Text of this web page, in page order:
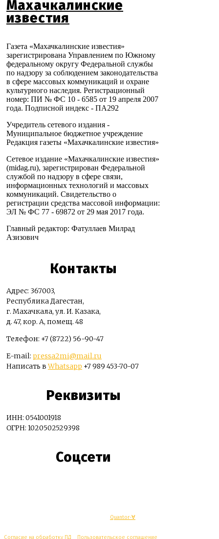
Махачкалинские
известия
Газета «Махачкалинские известия»
зарегистрирована Управлением по Южному
федеральному округу Федеральной службы
по надзору за соблюдением законодательства
в сфере массовых коммуникаций и охране
культурного наследия. Регистрационный
номер: ПИ № ФС 10 - 6585 от 19 апреля 2007
года. Подписной индекс - ПА292
Учредитель сетевого издания -
Муниципальное бюджетное учреждение
Редакция газеты «Махачкалинские известия»
Сетевое издание «Махачкалинские известия»
(midag.ru), зарегистрирован Федеральной
службой по надзору в сфере связи,
информационных технологий и массовых
коммуникаций. Свидетельство о
регистрации средства массовой информации:
ЭЛ № ФС 77 - 69872 от 29 мая 2017 года.
Главный редактор: Фатуллаев Милрад
Азизович
Контакты
Адрес: 367003,
Республика Дагестан,
г. Махачкала, ул. И. Казака,
д. 47, кор. А, помещ. 48
Телефон: +7 (8722) 56-90-47
E-mail: pressa2mi@mail.ru
Написать вWhatsapp +7 989 453-70-07
Реквизиты
ИНН: 0541001918
ОГРН: 1020502529398
Соцсети
Quantor-∀
Согласие на обработку ПД Пользовательское соглашение